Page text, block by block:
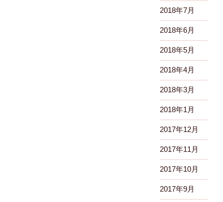
2018年7月
2018年6月
2018年5月
2018年4月
2018年3月
2018年1月
2017年12月
2017年11月
2017年10月
2017年9月